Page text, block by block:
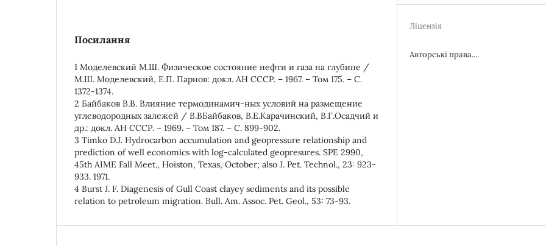
Посилання
1 Моделевский М.Ш. Физическое состояние нефти и газа на глубине /
М.Ш. Моделевский, Е.П. Парнов: докл. АН СССР. – 1967. – Том 175. – С.
1372-1374.
2 Байбаков В.В. Влияние термодинамич-ных условий на размещение
углеводородных залежей / В.ВБайбаков, В.Е.Карачинский, В.Г.Осадчий и
др.: докл. АН СССР. – 1969. – Том 187. – С. 899-902.
3 Timko D.J. Hydrocarbon accumulation and geopressure relationship and
prediction of well economics with log-calculated geopresures. SPE 2990,
45th AIME Fall Meet., Hoiston, Texas, October; also J. Pet. Technol., 23: 923-
933. 1971.
4 Burst J. F. Diagenesis of Gull Coast clayey sediments and its possible
relation to petroleum migration. Bull. Am. Assoc. Pet. Geol., 53: 73-93.
Ліцензія
Авторські права....